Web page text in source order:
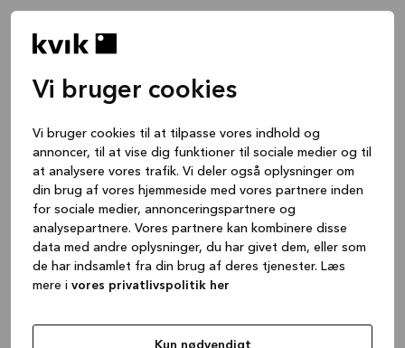
Vi bruger cookies
Vi bruger cookies til at tilpasse vores indhold og
annoncer, til at vise dig funktioner til sociale medier og til
at analysere vores trafik. Vi deler også oplysninger om
din brug af vores hjemmeside med vores partnere inden
for sociale medier, annonceringspartnere og
analysepartnere. Vores partnere kan kombinere disse
data med andre oplysninger, du har givet dem, eller som
de har indsamlet fra din brug af deres tjenester. Læs
mere i vores privatlivspolitik her
Kun nødvendigt